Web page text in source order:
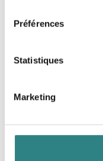
Préférences
Statistiques
Marketing